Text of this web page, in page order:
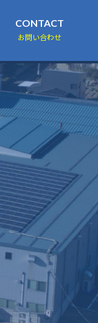
CONTACT
お問い合わせ